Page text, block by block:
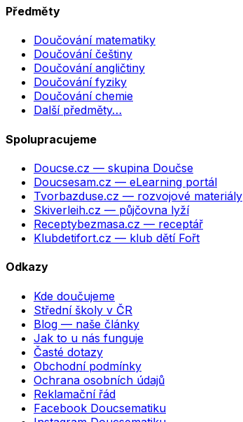
Předměty
Doučování matematiky
Doučování češtiny
Doučování angličtiny
Doučování fyziky
Doučování chemie
Další předměty…
Spolupracujeme
Doucse.cz — skupina Doučse
Doucsesam.cz — eLearning portál
Tvorbazduse.cz — rozvojové materiály
Skiverleih.cz — půjčovna lyží
Receptybezmasa.cz — receptář
Klubdetifort.cz — klub dětí Fořt
Odkazy
Kde doučujeme
Střední školy v ČR
Blog — naše články
Jak to u nás funguje
Časté dotazy
Obchodní podmínky
Ochrana osobních údajů
Reklamační řád
Facebook Doucsematiku